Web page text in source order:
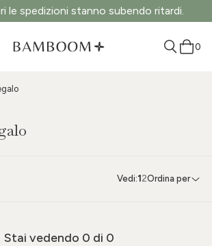
le spedizioni stanno subendo ritardi.
0
Vedi:1 2Ordina per
Stai vedendo 0 di 0